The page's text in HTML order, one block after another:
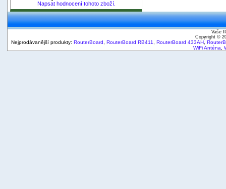
Napsat hodnocení tohoto zboží.
Vaše
Copyright ©
Nejprodávanější produkty: RouterBoard RouterBoard RB411 RouterBoard 433AH
WiFi Anténa